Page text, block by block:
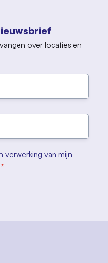
over locaties en
verwerking van mijn
*